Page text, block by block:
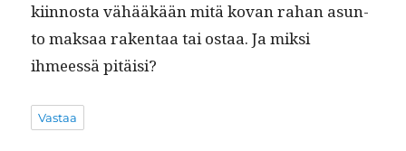
kiin­nos­ta vähääkään mitä kovan rahan asun­
to mak­saa rak­en­taa tai ostaa. Ja mik­si
ihmeessä pitäisi?
Vastaa